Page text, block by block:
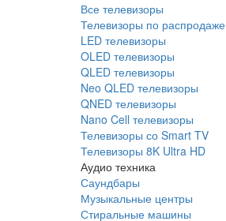
Все телевизоры
Телевизоры по распродаже
LED телевизоры
OLED телевизоры
QLED телевизоры
Neo QLED телевизоры
QNED телевизоры
Nano Cell телевизоры
Телевизоры со Smart TV
Телевизоры 8K Ultra HD
Аудио техника
Саундбары
Музыкальные центры
Стиральные машины